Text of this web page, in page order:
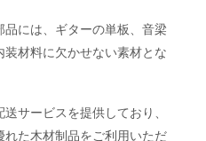
には、ギターの単板、音梁
材料に欠かせない素材とな
サービスを提供しており、
た木材制品をご利用いただ